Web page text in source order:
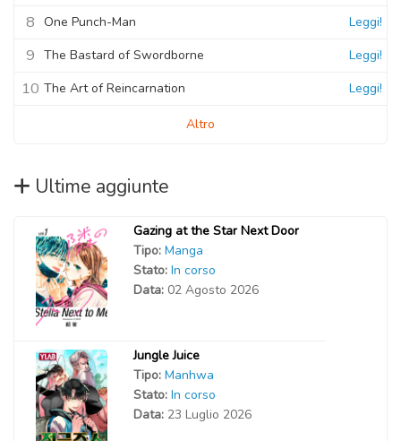
8 One Punch-Man Leggi!
9 The Bastard of Swordborne Leggi!
10 The Art of Reincarnation Leggi!
Altro
Ultime aggiunte
Gazing at the Star Next Door
Tipo: Manga
Stato: In corso
Data: 02 Agosto 2026
Jungle Juice
Tipo: Manhwa
Stato: In corso
Data: 23 Luglio 2026